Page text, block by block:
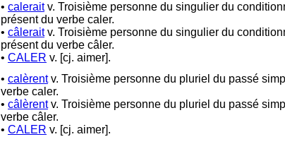
• caleraitv. Troisième personne du singulier du
présent du verbe caler.
• câleraitv. Troisième personne du singulier du
présent du verbe câler.
• CALER v. [cj. aimer].
• calèrentv. Troisième personne du pluriel du passé
verbe caler.
• câlèrentv. Troisième personne du pluriel du passé
verbe câler.
• CALER v. [cj. aimer].